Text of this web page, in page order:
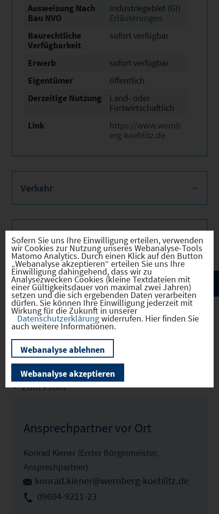
Ausweisung Nach
Bau NVO
Industriegebiet (GI)
Erläuterungen
Baurechtliche
Verfügbarkeit
sofort verfügbar
Erwerb
sofort verfügbar
Eigentümer
öffentlich
Derzeitige Nutzung
Land- oder
Fortwirtschaftlich
Link
https://www.wernb
erg-koeblitz.de
Verkehr
Infrastruktur
Wernberg-Köblitz
(09376150)
Zum Profil
Ansprechpartner vor Ort
Konrad Kiener (Erster Bürgermeister,
Ansprechpartner)
konrad.kiener@wernberg-koeblitz.de
09604-9211-23
Sofern Sie uns Ihre Einwilligung erteilen, verwenden
wir Cookies zur Nutzung unseres Webanalyse-Tools
Matomo Analytics. Durch einen Klick auf den Button
„Webanalyse akzeptieren“ erteilen Sie uns Ihre
Einwilligung dahingehend, dass wir zu
Analysezwecken Cookies (kleine Textdateien mit
einer Gültigkeitsdauer von maximal zwei Jahren)
setzen und die sich ergebenden Daten verarbeiten
dürfen. Sie können Ihre Einwilligung jederzeit mit
Wirkung für die Zukunft in unserer
Datenschutzerklärungwiderrufen. Hier finden Sie
auch weitere Informationen.
Webanalyse ablehnen
Webanalyse akzeptieren